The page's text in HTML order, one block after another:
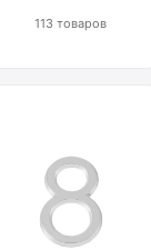
113 товаров